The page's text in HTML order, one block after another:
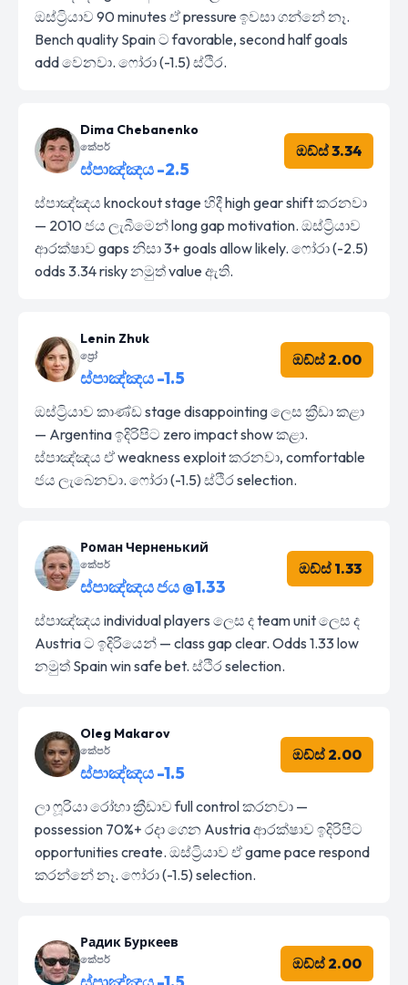
ඔස්ට්‍රියාව 90 minutes ඒ pressure ඉවසා ගන්නේ නෑ.
Bench quality Spain ට favorable, second half goals
add වෙනවා. ෆෝරා (-1.5) ස්ථිර.
Dima Chebanenko
කේපර්
ස්පාඤ්ඤය -2.5
ඔඩ්ස් 3.34
ස්පාඤ්ඤය knockout stage හිදී high gear shift කරනවා
— 2010 ජය ලැබීමෙන් long gap motivation. ඔස්ට්‍රියාව
ආරක්ෂාව gaps නිසා 3+ goals allow likely. ෆෝරා (-2.5)
odds 3.34 risky නමුත් value ඇති.
Lenin Zhuk
ප්‍රෝ
ස්පාඤ්ඤය -1.5
ඔඩ්ස් 2.00
ඔස්ට්‍රියාව කාණ්ඩ stage disappointing ලෙස ක්‍රීඩා කළා
— Argentina ඉදිරිපිට zero impact show කළා.
ස්පාඤ්ඤය ඒ weakness exploit කරනවා, comfortable
ජය ලැබෙනවා. ෆෝරා (-1.5) ස්ථිර selection.
Роман Черненький
කේපර්
ස්පාඤ්ඤය ජය @1.33
ඔඩ්ස් 1.33
ස්පාඤ්ඤය individual players ලෙස ද team unit ලෙස ද
Austria ට ඉදිරියෙන් — class gap clear. Odds 1.33 low
නමුත් Spain win safe bet. ස්ථිර selection.
Oleg Makarov
කේපර්
ස්පාඤ්ඤය -1.5
ඔඩ්ස් 2.00
ලා ෆූරියා රෝහා ක්‍රීඩාව full control කරනවා —
possession 70%+ රදා ගෙන Austria ආරක්ෂාව ඉදිරිපිට
opportunities create. ඔස්ට්‍රියාව ඒ game pace respond
කරන්නේ නෑ. ෆෝරා (-1.5) selection.
Радик Буркеев
කේපර් ඔඩ්ස් 2.00